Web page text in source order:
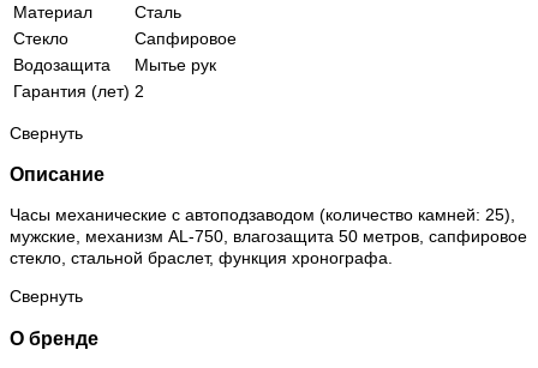
Материал
Сталь
Стекло
Сапфировое
Водозащита
Мытье рук
Гарантия (лет) 2
Свернуть
Описание
Часы механические с автоподзаводом (количество камней: 25),
мужские, механизм AL-750, влагозащита 50 метров, сапфировое
стекло, стальной браслет, функция хронографа.
Свернуть
О бренде